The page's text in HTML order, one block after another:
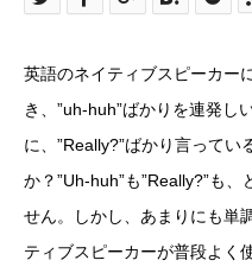
英語のネイティブスピーカー
き、”uh-huh”ばかりを連発し
に、”Really?”ばかり言って
か？”Uh-huh”も”Really?”も
せん。しかし、あまりにも単
ティブスピーカーが普段よく